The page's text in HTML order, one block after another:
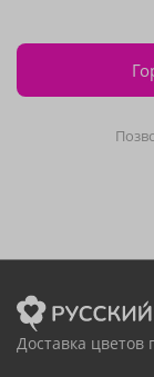
Доставка